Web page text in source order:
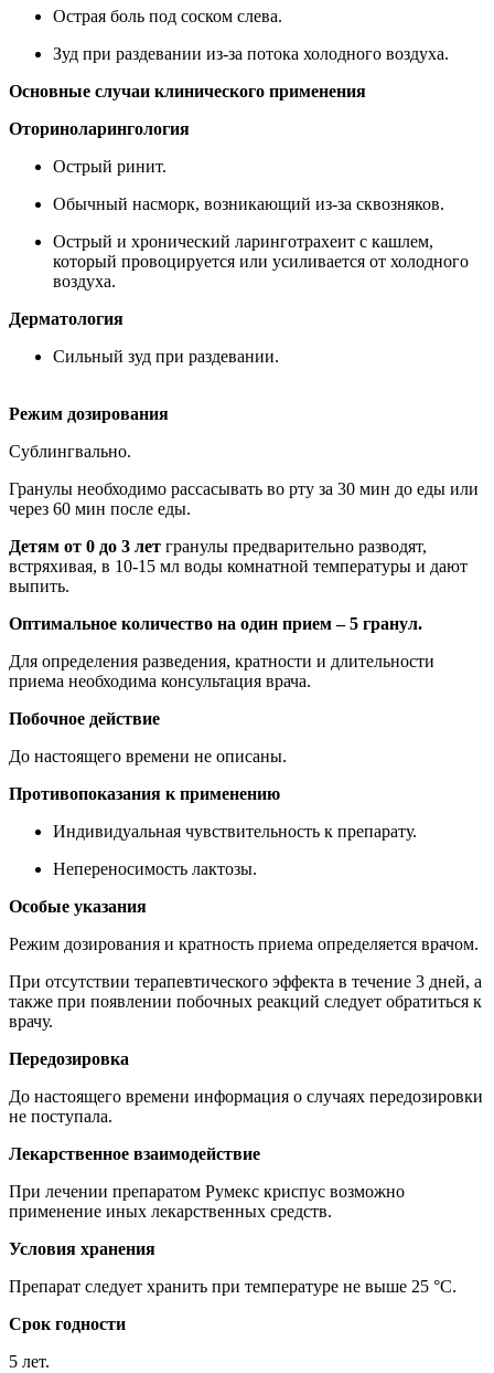
Острая боль под соском слева.
Зуд при раздевании из-за потока холодного воздуха.
Основные случаи клинического применения
Оториноларингология
Острый ринит.
Обычный насморк, возникающий из-за сквозняков.
Острый и хронический ларинготрахеит с кашлем,
который провоцируется или усиливается от холодного
воздуха.
Дерматология
Cильный зуд при раздевании.
Режим дозирования
Сублингвально.
Гранулы необходимо рассасывать во рту за 30 мин до еды или
через 60 мин после еды.
Детям от 0 до 3 лет гранулы предварительно разводят,
встряхивая, в 10-15 мл воды комнатной температуры и дают
выпить.
Оптимальное количество на один прием – 5 гранул.
Для определения разведения, кратности и длительности
приема необходима консультация врача.
Побочное действие
До настоящего времени не описаны.
Противопоказания к применению
Индивидуальная чувствительность к препарату.
Непереносимость лактозы.
Особые указания
Режим дозирования и кратность приема определяется врачом.
При отсутствии терапевтического эффекта в течение 3 дней, а
также при появлении побочных реакций следует обратиться к
врачу.
Передозировка
До настоящего времени информация о случаях передозировки
не поступала.
Лекарственное взаимодействие
При лечении препаратом Румекс криспус возможно
применение иных лекарственных средств.
Условия хранения
Препарат следует хранить при температуре не выше 25 °C.
Срок годности
5 лет.